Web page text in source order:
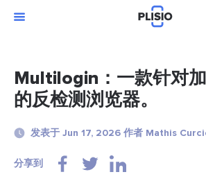
Multilogin：一款针对
的反检测浏览器。
发表于 Jun 17, 2026 作者 Mathis
分享到